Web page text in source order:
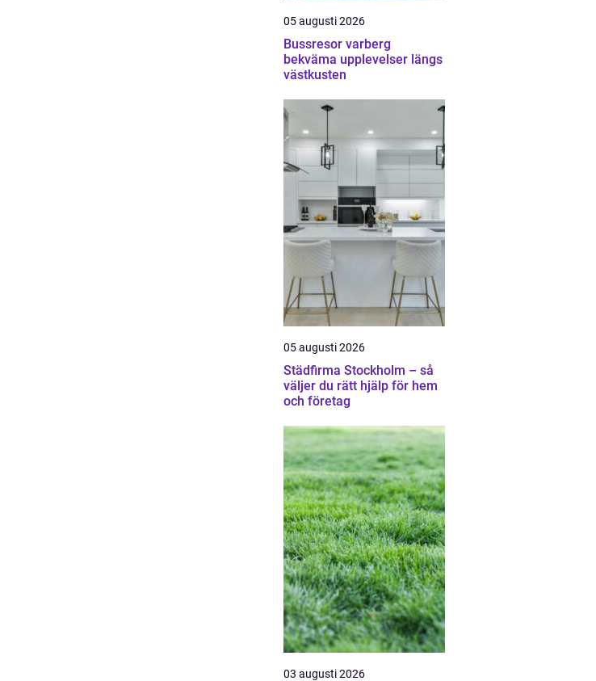
05 augusti 2026
Bussresor varberg
bekväma upplevelser längs
västkusten
05 augusti 2026
Städfirma Stockholm – så
väljer du rätt hjälp för hem
och företag
03 augusti 2026